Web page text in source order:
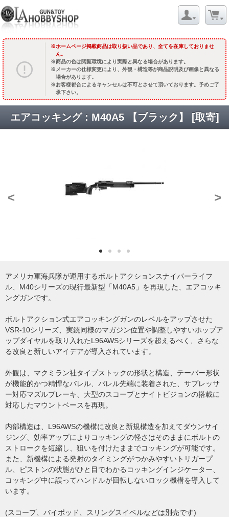
ホームページ掲載商品は取り扱い品であり、全てを在庫しておりませ
ん。
商品の色は閲覧環境により実際と異なる場合があります。
メーカーの仕様変更により、外観・構造等が商品説明及び画像と異なる
場合があります。
お客様都合によるキャンセルは不可とさせて頂いております。予めご了
承下さい。
エアコッキング : M40A5 【ブラック】 [取寄]
< >
アメリカ軍海兵隊が運用するボルトアクションスナイパーライフ
ル、M40シリーズの現行最新型「M40A5」を再現した、エアコッキ
ングガンです。
ボルトアクション式エアコッキングガンのレベルをアップさせた
VSR-10シリーズ、実銃同様のマガジン位置や調整しやすいホップア
ップダイヤルを取り入れたL96AWSシリーズを超えるべく、さらな
る改良と新しいアイデアが導入されています。
外観は、マクミラン社タイプストックの形状と構造、テーパー形状
が機能的かつ精悍なバレル、バレル先端に装着された、サプレッサ
ー対応マズルブレーキ、大型のスコープとナイトビジョンの搭載に
対応したマウントベースを再現。
内部構造は、L96AWSの機構に改良と新規構造を加えてダウンサイ
ジング、効率アップによりコッキングの軽さはそのままにボルトの
ストロークを短縮し、狙いを付けたままでコッキングが可能です。
また、新機構による発射のタイミングがつかみやすいトリガープ
ル、ピストンの状態がひと目でわかるコッキングインジケーター、
コッキング中に誤ってハンドルが回転しないロック機構を導入して
います。
(スコープ、バイポッド、スリングスイベルなどは別売です)